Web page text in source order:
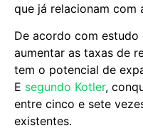
que já relacionam com
De acordo com estudo
aumentar as taxas de
tem o potencial de
E segundo Kotler,
entre cinco e sete
existentes.